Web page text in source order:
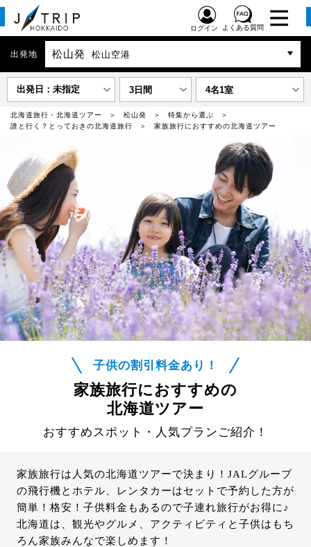
ログイン よくある質問
出発地 松山発 松山空港
出発日：未指定 3日間 4名1室
北海道旅行・北海道ツアー 松山発
特集から選ぶ
誰と行く？とっておきの北海道旅行
家族旅行におすすめの北海道ツアー
子供の割引料金あり！
家族旅行におすすめの
北海道ツアー
おすすめスポット・人気プランご紹介！
家族旅行は人気の北海道ツアーで決まり！JALグループ
の飛行機とホテル、レンタカーはセットで予約した方が
簡単！格安！子供料金もあるので子連れ旅行がお得に♪
北海道は、観光やグルメ、アクティビティと子供はもち
ろん家族みんなで楽しめます！